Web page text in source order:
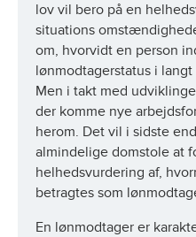
lov vil bero på en
situations
om, hvorvidt en person
lønmodtagerstatus i
Men i takt med
der komme nye
herom. Det vil i sidste
almindelige domstole at
helhedsvurdering af,
betragtes som
En lønmodtager er